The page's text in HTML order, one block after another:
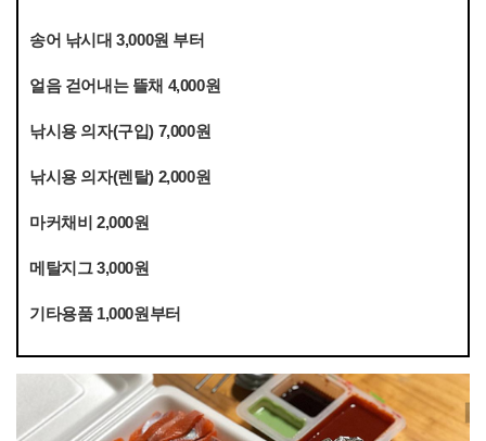
송어 낚시대 3,000원 부터
얼음 걷어내는 뜰채 4,000원
낚시용 의자(구입) 7,000원
낚시용 의자(렌탈) 2,000원
마커채비 2,000원
메탈지그 3,000원
기타용품 1,000원부터